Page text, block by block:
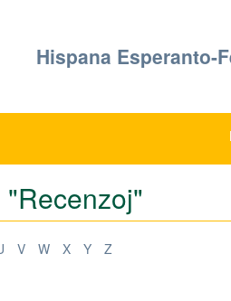
Hispana Esperanto-
"Recenzoj"
V W X Y
Z